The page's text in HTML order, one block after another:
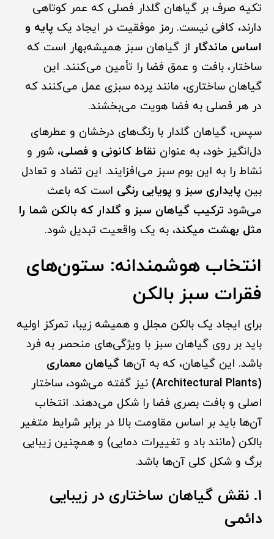
تکیه صرف بر گیاهان گلدار فصلی که عمر کوتاهی
دارند، کافی نیست. رمز موفقیت در ایجاد یک پایه و
اساس ماندگار از گیاهان سبز همیشه‌بهار است که
ساختار، بافت و عمق فضا را تأمین می‌کنند. این
گیاهان ساختاری، مانند پرده سبزی عمل می‌کنند که
در هر فصلی به فضا هویت می‌بخشند.
سپس، گیاهان گلدار با رنگ‌های درخشان و عطرهای
دل‌انگیز خود، به عنوان نقاط کانونی و فصلی، شور و
نشاط را به این بوم سبز می‌افزایند. این تضاد و تعادل
بین پایداری سبز و پویایی رنگی است که باعث
می‌شود ترکیب گیاهان سبز و گلدار که بالکن شما را
مثل بهشت میکند، به یک واقعیت تبدیل شود.
انتخاب هوشمندانه: ستون‌های
فقرات سبز بالکن
برای ایجاد یک بالکن مجلل و همیشه زیبا، تمرکز اولیه
باید بر روی گیاهان سبز با ویژگی‌های منحصر به فرد
باشد. این گیاهان، که به آن‌ها گیاهان معماری
(Architectural Plants)
نیز گفته می‌شود، ساختار
اصلی و بافت بصری فضا را شکل می‌دهند. انتخاب
آن‌ها باید بر اساس مقاومت بالا در برابر شرایط متغیر
بالکن (مانند باد و تغییرات دمایی) و همچنین زیبایی
برگ و شکل کلی آن‌ها باشد.
۱. نقش گیاهان ساختاری در زیبایی
دائمی